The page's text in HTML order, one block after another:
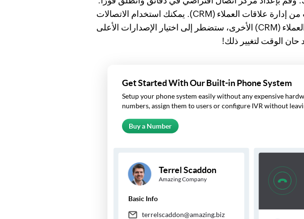
وعندما تختار Bigin، لن تضطر إلى اختيار خطتنا المدفوعة لإجراء مكالمات من إدارة علاقات العملاء (CRM). يمكنك استخدام الاتصالات
الهاتفية المدمجة من Bigin مع الإصدار المجاني. مع أنظمة إدارة علاقات العملاء (CRM) الأخرى، ستضطر إلى اختيار الإصدارات الأعلى
حان الوقت لتغيير ذلك!